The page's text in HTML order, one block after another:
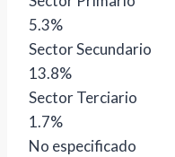
5.3%
Sector Secundario
13.8%
Sector Terciario
1.7%
No especificado